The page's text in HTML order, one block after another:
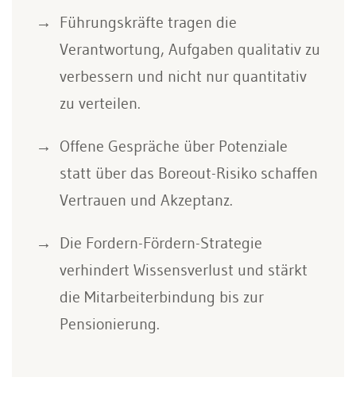
Führungskräfte tragen die
Verantwortung, Aufgaben qualitativ zu
verbessern und nicht nur quantitativ
zu verteilen.
Offene Gespräche über Potenziale
statt über das Boreout-Risiko schaffen
Vertrauen und Akzeptanz.
Die Fordern-Fördern-Strategie
verhindert Wissensverlust und stärkt
die Mitarbeiterbindung bis zur
Pensionierung.